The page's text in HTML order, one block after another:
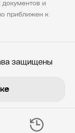
и
приближен к
защищены